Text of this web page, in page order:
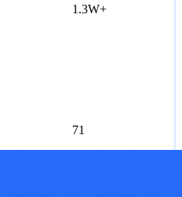
1.3W+
71